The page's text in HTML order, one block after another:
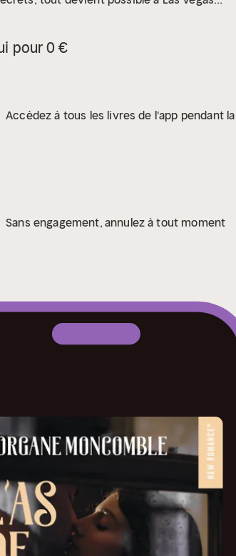
pour 0 €
Accédez à tous les livres de l'app pendant
Sans engagement, annulez à tout moment